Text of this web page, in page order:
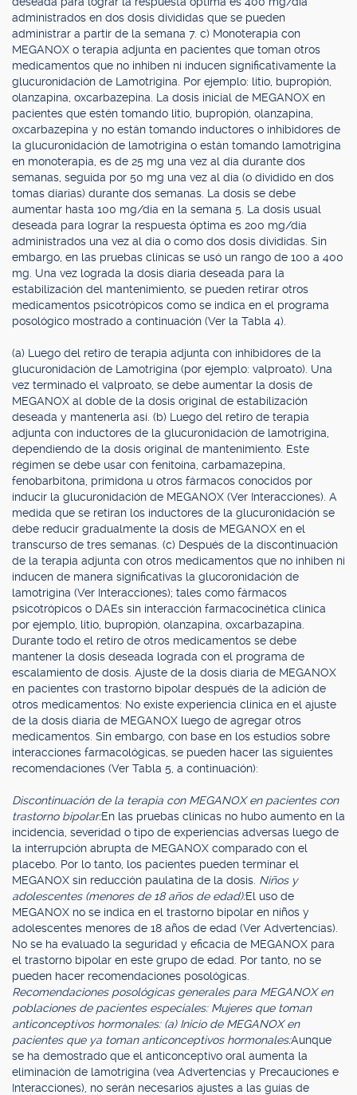
administrados en dos dosis divididas que se pueden
administrar a partir de la semana 7. c) Monoterapia con
MEGANOX o terapia adjunta en pacientes que toman otros
medicamentos que no inhiben ni inducen significativamente la
glucuronidación de Lamotrigina. Por ejemplo: litio, bupropión,
olanzapina, oxcarbazepina. La dosis inicial de MEGANOX en
pacientes que estén tomando litio, bupropión, olanzapina,
oxcarbazepina y no están tomando inductores o inhibidores de
la glucuronidación de lamotrigina o están tomando lamotrigina
en monoterapia, es de 25 mg una vez al día durante dos
semanas, seguida por 50 mg una vez al día (o dividido en dos
tomas diarias) durante dos semanas. La dosis se debe
aumentar hasta 100 mg/día en la semana 5. La dosis usual
deseada para lograr la respuesta óptima es 200 mg/día
administrados una vez al día o como dos dosis divididas. Sin
embargo, en las pruebas clínicas se usó un rango de 100 a 400
mg. Una vez lograda la dosis diaria deseada para la
estabilización del mantenimiento, se pueden retirar otros
medicamentos psicotrópicos como se indica en el programa
posológico mostrado a continuación (Ver la Tabla 4).
(a) Luego del retiro de terapia adjunta con inhibidores de la
glucuronidación de Lamotrigina (por ejemplo: valproato). Una
vez terminado el valproato, se debe aumentar la dosis de
MEGANOX al doble de la dosis original de estabilización
deseada y mantenerla así. (b) Luego del retiro de terapia
adjunta con inductores de la glucuronidación de lamotrigina,
dependiendo de la dosis original de mantenimiento. Este
régimen se debe usar con fenitoína, carbamazepina,
fenobarbitona, primidona u otros fármacos conocidos por
inducir la glucuronidación de MEGANOX (Ver Interacciones). A
medida que se retiran los inductores de la glucuronidación se
debe reducir gradualmente la dosis de MEGANOX en el
transcurso de tres semanas. (c) Después de la discontinuación
de la terapia adjunta con otros medicamentos que no inhiben ni
inducen de manera significativas la glucoronidación de
lamotrigina (Ver Interacciones); tales como fármacos
psicotrópicos o DAEs sin interacción farmacocinética clínica
por ejemplo, litio, bupropión, olanzapina, oxcarbazapina.
Durante todo el retiro de otros medicamentos se debe
mantener la dosis deseada lograda con el programa de
escalamiento de dosis. Ajuste de la dosis diaria de MEGANOX
en pacientes con trastorno bipolar después de la adición de
otros medicamentos: No existe experiencia clínica en el ajuste
de la dosis diaria de MEGANOX luego de agregar otros
medicamentos. Sin embargo, con base en los estudios sobre
interacciones farmacológicas, se pueden hacer las siguientes
recomendaciones (Ver Tabla 5, a continuación):
Discontinuación de la terapia con MEGANOX en pacientes con
trastorno bipolar:En las pruebas clínicas no hubo aumento en la
incidencia, severidad o tipo de experiencias adversas luego de
la interrupción abrupta de MEGANOX comparado con el
placebo. Por lo tanto, los pacientes pueden terminar el
MEGANOX sin reducción paulatina de la dosis. Niños y
adolescentes (menores de 18 años de edad):El uso de
MEGANOX no se indica en el trastorno bipolar en niños y
adolescentes menores de 18 años de edad (Ver Advertencias).
No se ha evaluado la seguridad y eficacia de MEGANOX para
el trastorno bipolar en este grupo de edad. Por tanto, no se
pueden hacer recomendaciones posológicas.
Recomendaciones posológicas generales para MEGANOX en
poblaciones de pacientes especiales: Mujeres que toman
anticonceptivos hormonales: (a) Inicio de MEGANOX en
pacientes que ya toman anticonceptivos hormonales:Aunque
se ha demostrado que el anticonceptivo oral aumenta la
eliminación de lamotrigina (vea Advertencias y Precauciones e
Interacciones), no serán necesarios ajustes a las guías de